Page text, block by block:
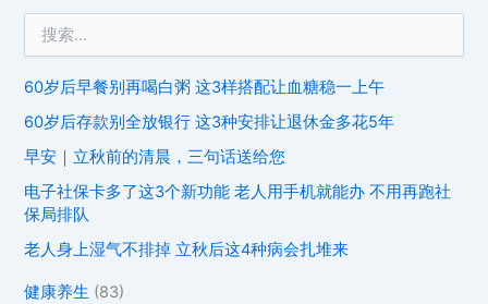
60岁后早餐别再喝白粥 这3样搭配让血糖稳一上午
60岁后存款别全放银行 这3种安排让退休金多花5年
早安｜立秋前的清晨，三句话送给您
电子社保卡多了这3个新功能 老人用手机就能办 不用再跑社
保局排队
老人身上湿气不排掉 立秋后这4种病会扎堆来
健康养生 (83)